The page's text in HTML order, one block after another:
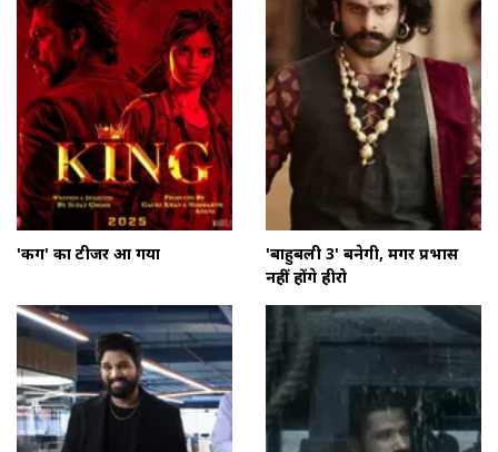
'किंग' का टीजर आ गया
'बाहुबली 3' बनेगी, मगर प्रभास
नहीं होंगे हीरो